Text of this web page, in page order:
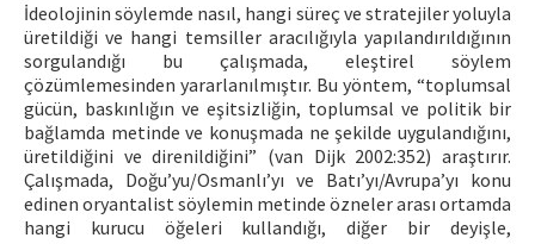
İdeolojinin söylemde nasıl, hangi süreç ve stratejiler yoluyla
üretildiği ve hangi temsiller aracılığıyla yapılandırıldığının
sorgulandığı bu çalışmada, eleştirel söylem
çözümlemesinden yararlanılmıştır. Bu yöntem, “toplumsal
gücün, baskınlığın ve eşitsizliğin, toplumsal ve politik bir
bağlamda metinde ve konuşmada ne şekilde uygulandığını,
üretildiğini ve direnildiğini” (van Dijk 2002:352) araştırır.
Çalışmada, Doğu’yu/Osmanlı’yı ve Batı’yı/Avrupa’yı konu
edinen oryantalist söylemin metinde özneler arası ortamda
hangi kurucu öğeleri kullandığı, diğer bir deyişle,